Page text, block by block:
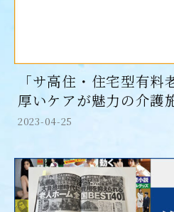
「サ高住・住宅型有料
厚いケアが魅力の介護
2023-04-25